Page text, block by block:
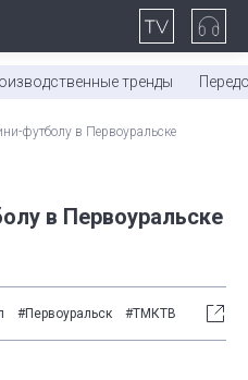
тренды
футболу в Первоуральске
в Первоуральске
#Первоуральск #ТМКТВ